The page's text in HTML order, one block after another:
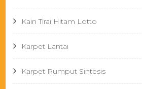
Kain Tirai Hitam Lotto
Karpet Lantai
Karpet Rumput Sintesis